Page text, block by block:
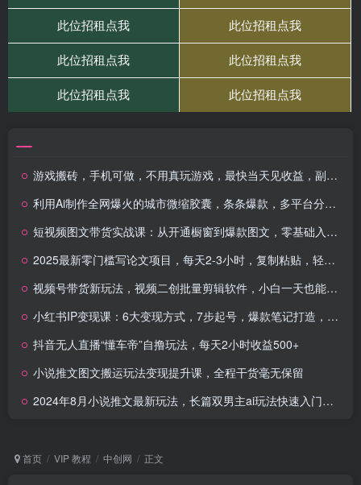
游戏搬砖，手机可做，不用真玩游戏，最快当天见收益，副业创业网创兼职
利用Ai制作全网爆火的城市微缩胶囊，条条爆款，多平台分发，疯狂涨粉变…
短视频图文带货实战课：从开通橱窗到爆款图文，零基础入门到精通带货
2025最新零门槛写论文项目，每天2-3小时，复制粘贴，轻松日入3张，附详细资料教程
视频号带货新玩法，视频二创批量剪辑软件，小白一天也能剪100条视频
小红书IP变现课：6大变现方式，7步起号，爆款笔记打造，定位选品，流量增长
抖音无人直播“懂车帝”自撸玩法，每天2小时收益500+
小说推文图文搬运玩法变现提升课，全程干货毫无保留
2024年8月小说推文最新玩法，长篇双男主ai玩法快速入门攻略
首页 VIP 教程 中创网 正文